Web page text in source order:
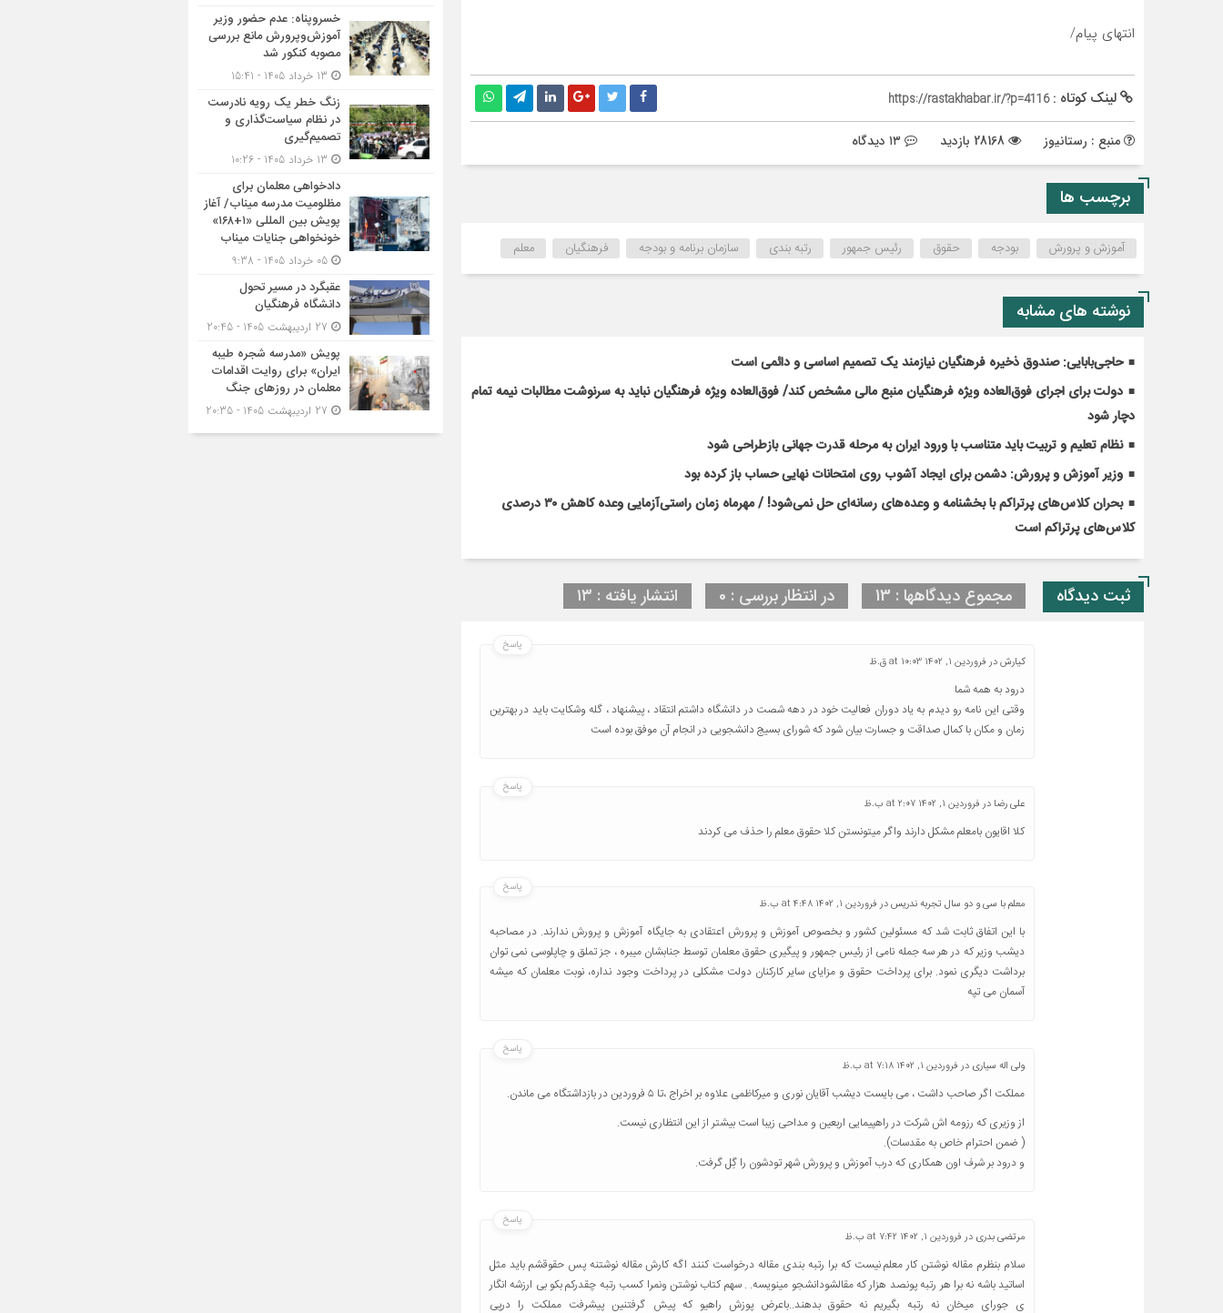
انتهای پیام/
لینک کوتاه :https://rastakhabar.ir/?p=4116
منبع : رستانیوز ۱۳ دیدگاه
برچسب ها
آموزش و پرورش بودجه حقوق رئیس جمهور رتبه بندی سازمان برنامه و بودجه فرهنگیان معلم
نوشته های مشابه
حاجی‌بابایی: صندوق ذخیره فرهنگیان نیازمند یک تصمیم اساسی و دائمی است
دولت برای اجرای فوق‌العاده ویژه فرهنگیان منبع مالی مشخص کند/ فوق‌العاده ویژه فرهنگیان نباید به سرنوشت مطالبات نیمه‌ تمام
دچار شود
نظام تعلیم و تربیت باید متناسب با ورود ایران به مرحله قدرت جهانی بازطراحی شود
وزیر آموزش و پرورش: دشمن برای ایجاد آشوب روی امتحانات نهایی حساب باز کرده بود
بحران کلاس‌های پرتراکم با بخشنامه و وعده‌های رسانه‌ای حل نمی‌شود! / مهرماه زمان راستی‌آزمایی وعده کاهش ۳۰ درصدی
کلاس‌های پرتراکم است
ثبت دیدگاه مجموع دیدگاهها : 13 در انتظار بررسی : 0 انتشار یافته : ۱۳
کیارشدر فروردین 1, 1402 at 10:03 ق.ظ
درود به همه شما
وقتی این نامه رو دیدم به یاد دوران فعالیت خود در دهه شصت در دانشگاه داشتم انتقاد ، پیشنهاد ، گله وشکایت باید در بهترین
زمان و مکان با کمال صداقت و جسارت بیان شود که شورای بسیج دانشجویی در انجام آن موفق بوده است
پاسخ
علی رضا در فروردین 1, 1402 at 2:07 ب.ظ
کلا اقایون بامعلم مشکل دارند واگر میتونستن کلا حقوق معلم را حذف می کردند
پاسخ
معلم با سی و دو سال تجربه ندریسدر فروردین 1, 1402 at 4:48 ب.ظ
با این اتفاق ثابت شد که مسئولین کشور و بخصوص آموزش و پرورش اعتقادی به جایگاه آموزش و پرورش ندارند. در مصاحبه
دیشب وزیر که در هر سه جمله نامی از رئیس جمهور و پیگیری حقوق معلمان توسط جنابشان میبره ، جز تملق و چاپلوسی نمی توان
برداشت دیگری نمود. برای پرداخت حقوق و مزایای سایر کارکنان دولت مشکلی در پرداخت وجود نداره، نوبت معلمان که میشه
آسمان می تپه
پاسخ
ولی اله سیاری در فروردین 1, 1402 at 7:18 ب.ظ
مملکت اگر صاحب داشت ، می بایست دیشب آقایان نوری و میرکاظمی علاوه بر اخراج ،تا ۵ فروردین در بازداشتگاه می ماندن.
از وزیری که رزومه اش شرکت در راهپیمایی اربعین و مداحی زیبا است بیشتر از این انتظاری نیست.
( ضمن احترام خاص به مقدسات).
و درود بر شرف اون همکاری که درب آموزش و پرورش شهر تودشون را گِل گرفت.
پاسخ
مرتضی بدری در فروردین 1, 1402 at 7:42 ب.ظ
سلام‌ بنظرم مقاله نوشتن کار معلم نیست که برا رتبه بندی مقاله درخواست کنند اگه کارش مقاله نوشتنه پس حقوقشم باید مثل
اساتید باشه نه برا هر رتبه پونصد هزار که مقالشو‌دانشجو مینویسه. . سهم کتاب نوشتن و‌نمرا کسب رتبه چقدرکم بکو بی ارزشه انگار
ی جورای میخان نه رتبه بگیریم نه حقوق بدهند..باعرض پوزش راهیو که پیش گرفتنین پیشرفت مملکت را درپی
پاسخ
خسروپناه: عدم حضور وزیر
آموزش‌وپرورش مانع بررسی
مصوبه کنکور شد
زنگ خطر یک رویه نادرست
در نظام سیاست‌گذاری و
تصمیم‌گیری
دادخواهی معلمان برای
مظلومیت مدرسه میناب/ آغاز
پویش بین المللی «۱+۱۶۸»
خونخواهی جنایات میناب
عقبگرد در مسیر تحول
دانشگاه فرهنگیان
پویش «مدرسه شجره طیبه
ایران» برای روایت اقدامات
معلمان در روزهای جنگ